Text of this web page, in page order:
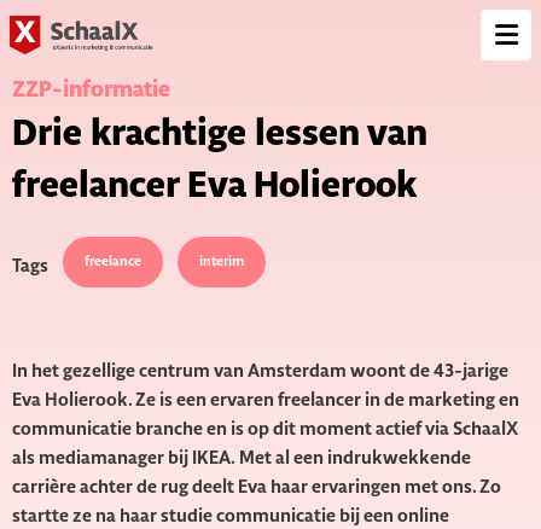
ZZP-informatie
Drie krachtige lessen van
freelancer Eva Holierook
Tags freelance interim
In het gezellige centrum van Amsterdam woont de 43-jarige
Eva Holierook. Ze is een ervaren freelancer in de marketing en
communicatie branche en is op dit moment actief via SchaalX
als mediamanager bij IKEA. Met al een indrukwekkende
carrière achter de rug deelt Eva haar ervaringen met ons. Zo
startte ze na haar studie communicatie bij een online